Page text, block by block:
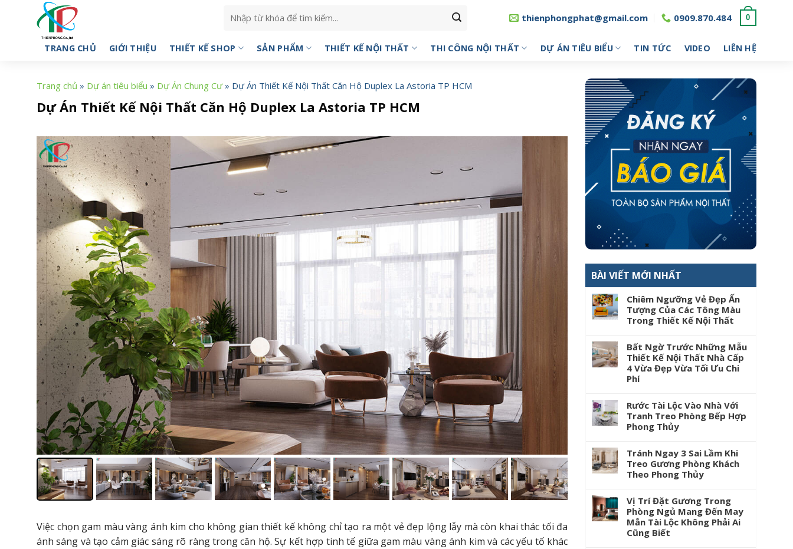
kiếm:
thienphongphat@gmail.com 0909.870.484 0
TRANG CHỦ GIỚI THIỆU THIẾT KẾ SHOP SẢN PHẨM THIẾT KẾ NỘI THẤT THI CÔNG NỘI THẤT DỰ ÁN TIÊU BIỂU TIN TỨC VIDEO LIÊN HỆ
Trang chủ » Dự án tiêu biểu » Dự Án Chung Cư» Dự Án Thiết Kế Nội Thất Căn Hộ Duplex La Astoria TP HCM
Dự Án Thiết Kế Nội Thất Căn Hộ Duplex La Astoria TP HCM
Việc chọn gam màu vàng ánh kim cho không gian thiết kế không chỉ tạo ra một vẻ đẹp lộng lẫy mà còn khai thác tối đa
ánh sáng và tạo cảm giác sáng rõ ràng trong căn hộ. Sự kết hợp tinh tế giữa gam màu vàng ánh kim và các yếu tố khác
BÀI VIẾT MỚI NHẤT
Chiêm Ngưỡng Vẻ Đẹp Ấn
Tượng Của Các Tông Màu
Trong Thiết Kế Nội Thất
Bất Ngờ Trước Những Mẫu
Thiết Kế Nội Thất Nhà Cấp
4 Vừa Đẹp Vừa Tối Ưu Chi
Phí
Rước Tài Lộc Vào Nhà Với
Tranh Treo Phòng Bếp Hợp
Phong Thủy
Tránh Ngay 3 Sai Lầm Khi
Treo Gương Phòng Khách
Theo Phong Thủy
Vị Trí Đặt Gương Trong
Phòng Ngủ Mang Đến May
Mắn Tài Lộc Không Phải Ai
Cũng Biết